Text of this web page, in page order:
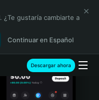
. ¿Te gustaría cambiarte a
Continuar en Español
Descargar ahora